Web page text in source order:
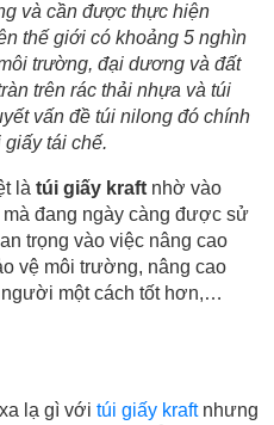
và cần được thực hiện
thế giới có khoảng 5 nghìn
trường, đại dương và đất
trên rác thải nhựa và túi
vấn đề túi nilong đó chính
giấy tái chế.
là túi giấy kraft nhờ vào
đang ngày càng được sử
trọng vào việc nâng cao
vệ môi trường, nâng cao
một cách tốt hơn,…
lạ gì với túi giấy kraftnhưng